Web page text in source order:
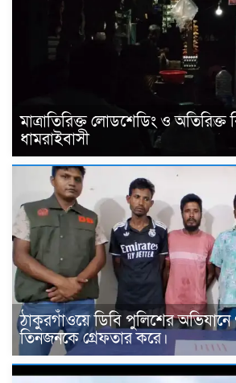
মাত্রাতিরিক্ত লোডশেডিং ও অতিরিক্ত
ধামরাইবাসী
ঠাকুরগাঁওয়ে ডিবি পুলিশের
তিনজনকে গ্রেফতার করে।